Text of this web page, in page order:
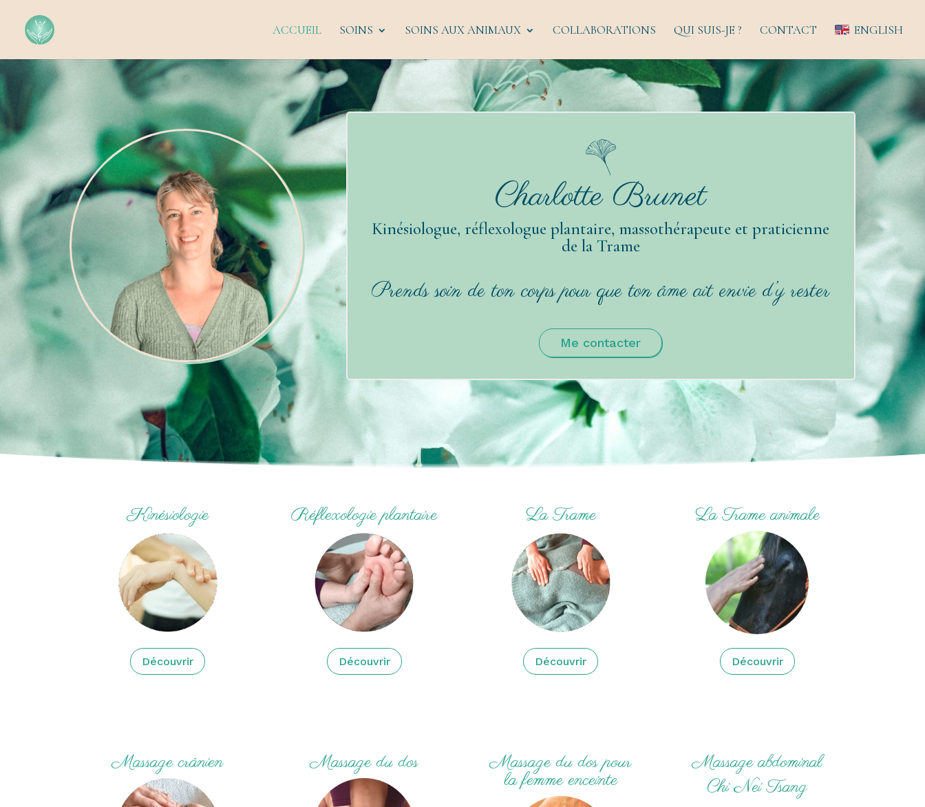
ACCUEIL SOINS SOINS AUX ANIMAUX COLLABORATIONS QUI SUIS-JE ? CONTACT ENGLISH
Charlotte Brunet
Kinésiologue, réflexologue plantaire, massothérapeute et praticienne
de la Trame
Prends soin de ton corps pour que ton âme ait envie d’y rester
Me contacter
Kinésiologie
Découvrir
Réflexologie plantaire
Découvrir
La Trame
Découvrir
La Trame animale
Découvrir
Massage crânien Massage du dos Massage du dos pour
la femme enceinte
Massage abdominal
Chi Nei Tsang